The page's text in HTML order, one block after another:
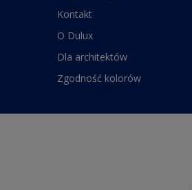
Kontakt
O Dulux
Dla architektów
Zgodność kolorów